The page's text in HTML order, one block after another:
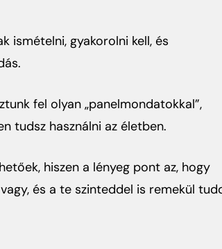
ismételni, gyakorolni kell, és
fel olyan „panelmondatokkal”,
tudsz használni az életben.
hiszen a lényeg pont az, hogy
és a te szinteddel is remekül